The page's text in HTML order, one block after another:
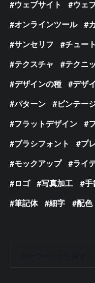
ウェブサイト
ウェ
オンラインツール
サンセリフ
チュー
テクスチャ
テクニ
デザインの種
デザ
パターン
ビンテー
フラットデザイン
ブラシフォント
プ
モックアップ
ライ
ロゴ
写真加工 手
筆記体
細字 配色